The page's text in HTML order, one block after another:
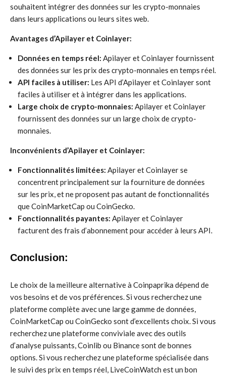
souhaitent intégrer des données sur les crypto-monnaies
dans leurs applications ou leurs sites web.
Avantages d’Apilayer et Coinlayer:
Données en temps réel: Apilayer et Coinlayer fournissent
des données sur les prix des crypto-monnaies en temps réel.
API faciles à utiliser: Les API d’Apilayer et Coinlayer sont
faciles à utiliser et à intégrer dans les applications.
Large choix de crypto-monnaies: Apilayer et Coinlayer
fournissent des données sur un large choix de crypto-
monnaies.
Inconvénients d’Apilayer et Coinlayer:
Fonctionnalités limitées: Apilayer et Coinlayer se
concentrent principalement sur la fourniture de données
sur les prix, et ne proposent pas autant de fonctionnalités
que CoinMarketCap ou CoinGecko.
Fonctionnalités payantes: Apilayer et Coinlayer
facturent des frais d’abonnement pour accéder à leurs API.
Conclusion:
Le choix de la meilleure alternative à Coinpaprika dépend de
vos besoins et de vos préférences. Si vous recherchez une
plateforme complète avec une large gamme de données,
CoinMarketCap ou CoinGecko sont d’excellents choix. Si vous
recherchez une plateforme conviviale avec des outils
d’analyse puissants, Coinlib ou Binance sont de bonnes
options. Si vous recherchez une plateforme spécialisée dans
le suivi des prix en temps réel, LiveCoinWatch est un bon